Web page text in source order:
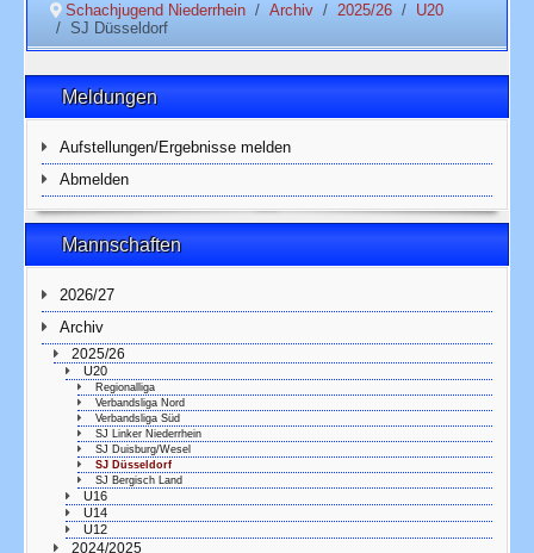
Schachjugend Niederrhein Archiv 2025/26
U20
SJ Düsseldorf
Meldungen
Aufstellungen/Ergebnisse melden
Abmelden
Mannschaften
2026/27
Archiv
2025/26
U20
Regionalliga
Verbandsliga Nord
Verbandsliga Süd
SJ Linker Niederrhein
SJ Duisburg/Wesel
SJ Düsseldorf
SJ Bergisch Land
U16
U14
U12
2024/2025